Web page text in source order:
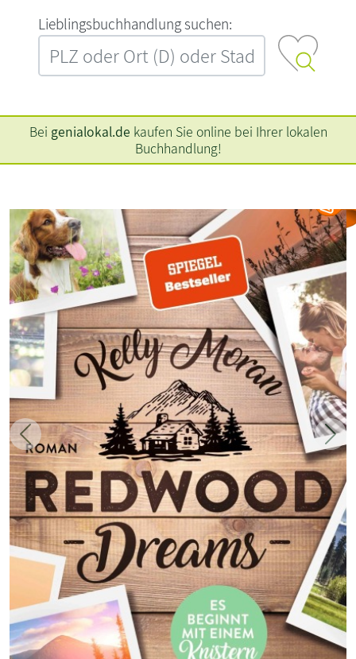
L‍i‍e‍b‍l‍i‍n‍g‍s‍b‍u‍c‍h‍h‍a‍n‍d‍l‍u‍n‍g‍ ‍s‍u‍c‍h‍e‍n‍:‍
Bei genialokal.de kaufen Sie online bei Ihrer lokalen
Buchhandlung!
Zurück